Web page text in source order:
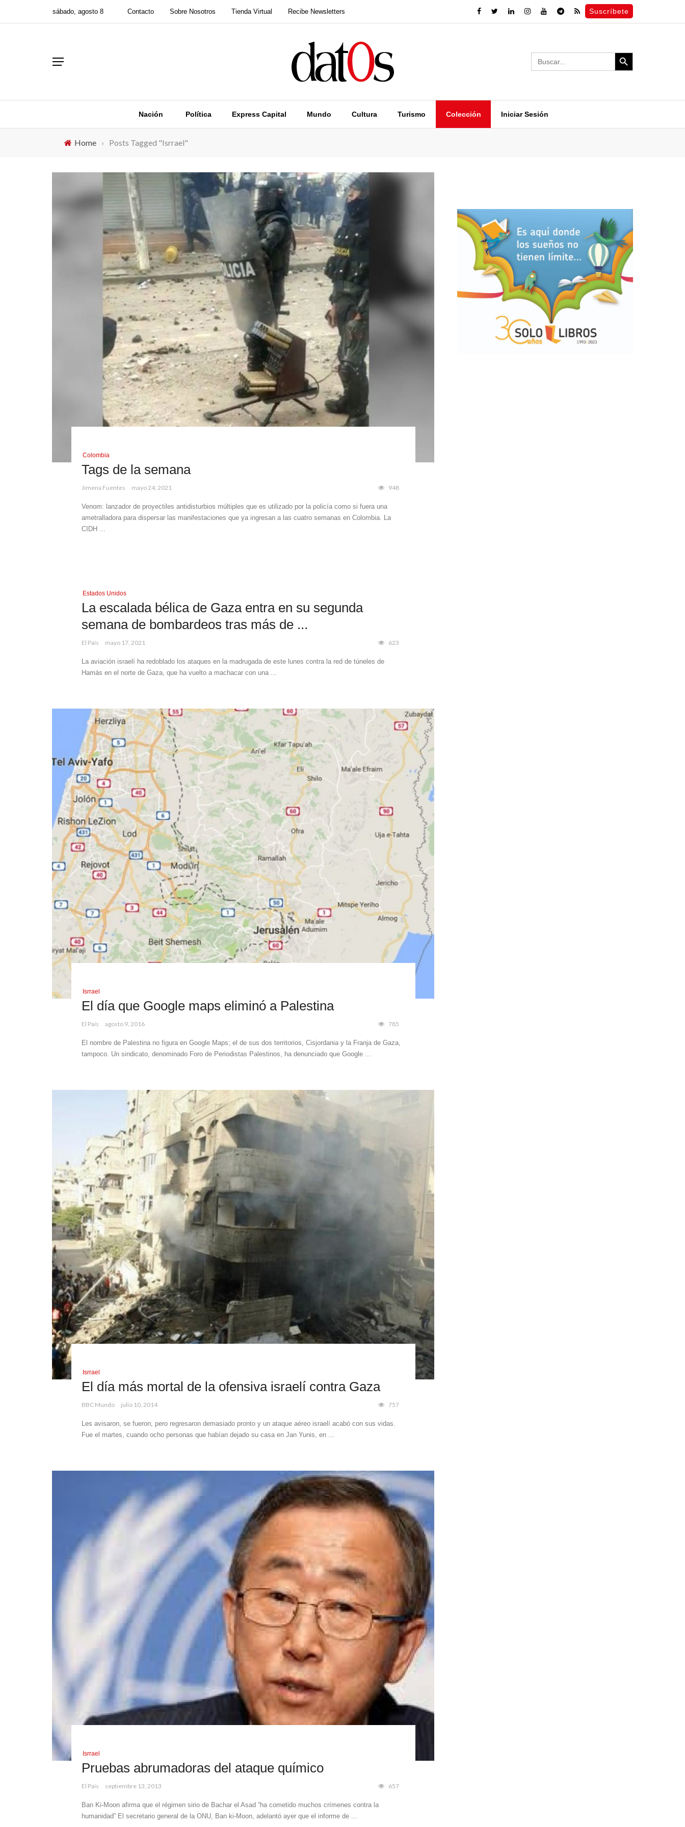
sábado, agosto 8 Contacto Sobre Nosotros Tienda Virtual Recibe Newsletters Suscríbete
Search
for:
Search Button
Nación Política Express Capital Mundo Cultura Turismo Colección Iniciar Sesión
Home › Posts Tagged "Isrrael"
Colombia
Tags de la semana
Jimena Fuentes mayo 24, 2021 948
Venom: lanzador de proyectiles antidisturbios múltiples que es utilizado por la policía como si fuera una
ametralladora para dispersar las manifestaciones que ya ingresan a las cuatro semanas en Colombia. La
CIDH ...
Estados Unidos
La escalada bélica de Gaza entra en su segunda
semana de bombardeos tras más de ...
El País mayo 17, 2021 623
La aviación israelí ha redoblado los ataques en la madrugada de este lunes contra la red de túneles de
Hamás en el norte de Gaza, que ha vuelto a machacar con una ...
Isrrael
El día que Google maps eliminó a Palestina
El País agosto 9, 2016 785
El nombre de Palestina no figura en Google Maps; el de sus dos territorios, Cisjordania y la Franja de Gaza,
tampoco. Un sindicato, denominado Foro de Periodistas Palestinos, ha denunciado que Google ...
Isrrael
El día más mortal de la ofensiva israelí contra Gaza
BBC Mundo julio 10, 2014 757
Les avisaron, se fueron, pero regresaron demasiado pronto y un ataque aéreo israelí acabó con sus vidas.
Fue el martes, cuando ocho personas que habían dejado su casa en Jan Yunis, en ...
Isrrael
Pruebas abrumadoras del ataque químico
El País septiembre 13, 2013 657
Ban Ki-Moon afirma que el régimen sirio de Bachar el Asad “ha cometido muchos crímenes contra la
humanidad” El secretario general de la ONU, Ban ki-Moon, adelantó ayer que el informe de ...